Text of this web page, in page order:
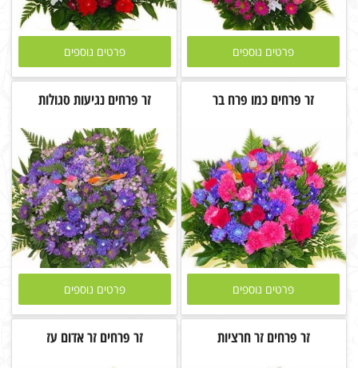
פרטים נוספים פרטים נוספים
זר פרחים כמו פרח בר
פרטים נוספים
זר פרחים נגיעות סגולות
פרטים נוספים
זר פרחים זר חרציות זר פרחים זר אדום עז